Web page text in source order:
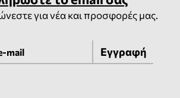
για νέα και προσφορές μας.
Εγγραφή